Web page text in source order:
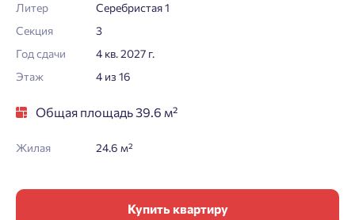
Литер
Серебристая 1
Секция
3
Год сдачи
4 кв. 2027 г.
Этаж
4 из 16
Общая площадь 39.6 м²
Жилая 24.6 м²
Купить квартиру